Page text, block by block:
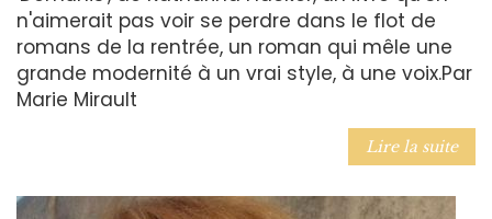
n'aimerait pas voir se perdre dans le flot de
romans de la rentrée, un roman qui mêle une
grande modernité à un vrai style, à une voix.Par
Marie Mirault
Lire la suite